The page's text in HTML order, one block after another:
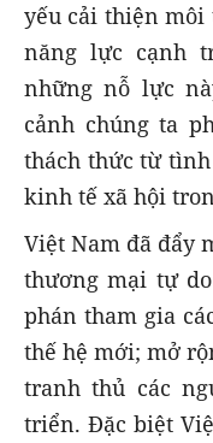
yếu cải thiện
năng lực cạnh
những nỗ lực
cảnh chúng ta
thách thức từ
kinh tế xã hội
Việt Nam đã đẩy
thương mại tự
phán tham gia
thế hệ mới; mở
tranh thủ các
triển. Đặc biệt